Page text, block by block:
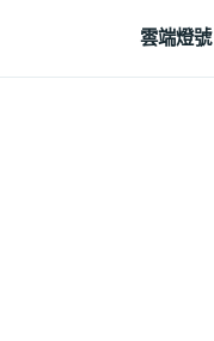
雲端燈號